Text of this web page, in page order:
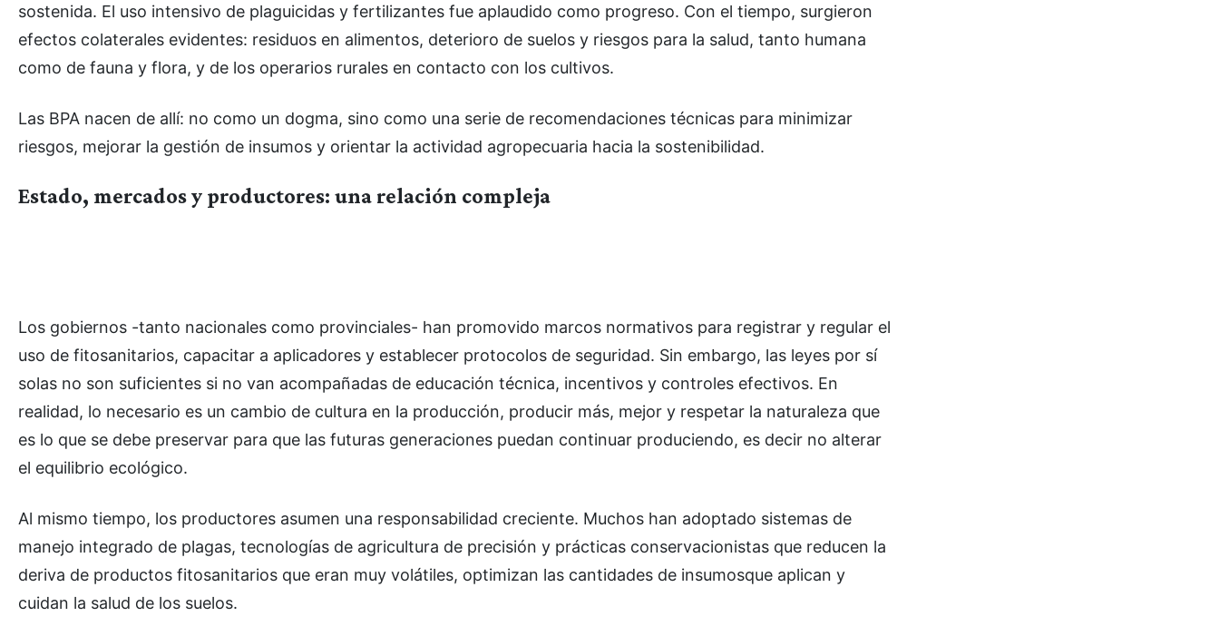
sostenida. El uso intensivo de plaguicidas y fertilizantes fue aplaudido como progreso. Con el tiempo, surgieron
efectos colaterales evidentes: residuos en alimentos, deterioro de suelos y riesgos para la salud, tanto humana
como de fauna y flora, y de los operarios rurales en contacto con los cultivos.
Las BPA nacen de allí: no como un dogma, sino como una serie de recomendaciones técnicas para minimizar
riesgos, mejorar la gestión de insumos y orientar la actividad agropecuaria hacia la sostenibilidad.
Estado, mercados y productores: una relación compleja
Los gobiernos -tanto nacionales como provinciales- han promovido marcos normativos para registrar y regular el
uso de fitosanitarios, capacitar a aplicadores y establecer protocolos de seguridad. Sin embargo, las leyes por sí
solas no son suficientes si no van acompañadas de educación técnica, incentivos y controles efectivos. En
realidad, lo necesario es un cambio de cultura en la producción, producir más, mejor y respetar la naturaleza que
es lo que se debe preservar para que las futuras generaciones puedan continuar produciendo, es decir no alterar
el equilibrio ecológico.
Al mismo tiempo, los productores asumen una responsabilidad creciente. Muchos han adoptado sistemas de
manejo integrado de plagas, tecnologías de agricultura de precisión y prácticas conservacionistas que reducen la
deriva de productos fitosanitarios que eran muy volátiles, optimizan las cantidades de insumosque aplican y
cuidan la salud de los suelos.